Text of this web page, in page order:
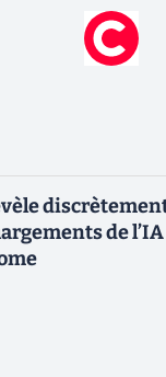
de